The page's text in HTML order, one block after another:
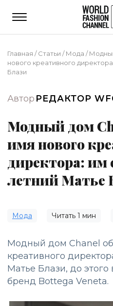
Главная /Статьи /Мода /
нового креативного
Блази
Автор РЕДАКТОР
Модный дом
имя нового
директора: им
летний Матье
Мода Читать 1 мин
Модный дом Chanel
креативного
Матье Блази, до
бренд Bottega Veneta.